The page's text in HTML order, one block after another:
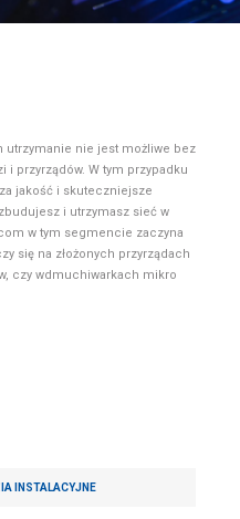
nie jest możliwe bez
i przyrządów. W tym przypadku
jakość i skuteczniejsze
i utrzymasz sieć w
w tym segmencie zaczyna
się na złożonych przyrządach
czy wdmuchiwarkach mikro
INSTALACYJNE